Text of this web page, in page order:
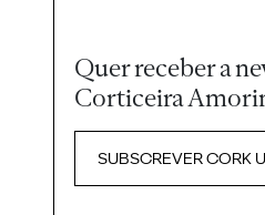
Quer receber a
Corticeira
SUBSCREVER CORK